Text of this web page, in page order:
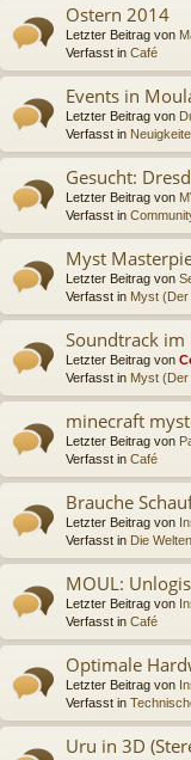
Ostern 2014
Letzter Beitrag von
Verfasst in Café
Events in
Letzter Beitrag von
Verfasst in
Gesucht:
Letzter Beitrag von
Verfasst in
Myst
Letzter Beitrag von
Verfasst in Myst
Soundtrack im
Letzter Beitrag von
Verfasst in Myst
minecraft
Letzter Beitrag von
Verfasst in Café
Brauche
Letzter Beitrag von
Verfasst in Die
MOUL:
Letzter Beitrag von
Verfasst in Café
Optimale
Letzter Beitrag von
Verfasst in
Uru in 3D